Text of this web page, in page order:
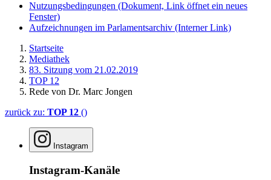
Nutzungsbedingungen (Dokument, Link öffnet ein neues
Fenster)
Aufzeichnungen im Parlamentsarchiv (Interner Link)
Startseite
Mediathek
83. Sitzung vom 21.02.2019
TOP 12
Rede von Dr. Marc Jongen
zurück zu: TOP 12 ()
Instagram
Instagram-Kanäle